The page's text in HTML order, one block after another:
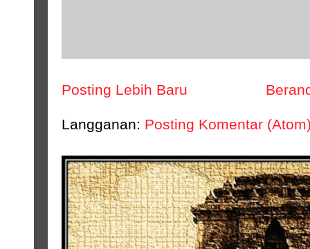
Posting Lebih Baru
Langganan: Posting Komentar